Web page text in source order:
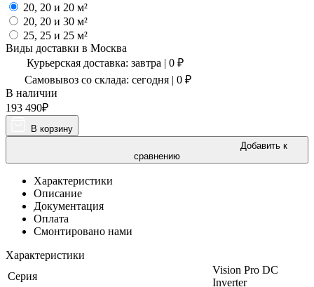
20, 20 и 20 м²
20, 20 и 30 м²
25, 25 и 25 м²
Виды доставки в Москва
Курьерская доставка: завтра | 0 ₽
Самовывоз со склада: сегодня | 0 ₽
В наличии
193 490₽
В корзину
Добавить к
сравнению
Характеристики
Описание
Документация
Оплата
Смонтировано нами
Характеристики
Серия
Vision Pro DC
Inverter